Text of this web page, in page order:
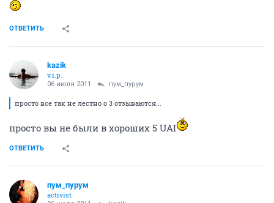
ОТВЕТИТЬ
kazik
v.i.p.
06 июля 2011 пум_пурум
просто все так не лестно о 3 отзываются...
просто вы не были в хороших 5 UAI
ОТВЕТИТЬ
пум_пурум
activist